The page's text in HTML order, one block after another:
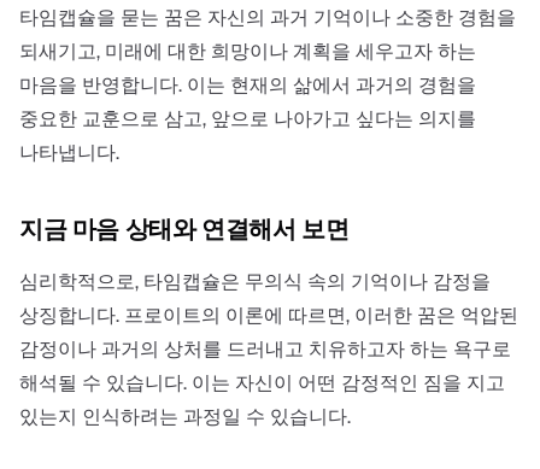
타임캡슐을 묻는 꿈은 자신의 과거 기억이나 소중한 경험을
되새기고, 미래에 대한 희망이나 계획을 세우고자 하는
마음을 반영합니다. 이는 현재의 삶에서 과거의 경험을
중요한 교훈으로 삼고, 앞으로 나아가고 싶다는 의지를
나타냅니다.
지금 마음 상태와 연결해서 보면
심리학적으로, 타임캡슐은 무의식 속의 기억이나 감정을
상징합니다. 프로이트의 이론에 따르면, 이러한 꿈은 억압된
감정이나 과거의 상처를 드러내고 치유하고자 하는 욕구로
해석될 수 있습니다. 이는 자신이 어떤 감정적인 짐을 지고
있는지 인식하려는 과정일 수 있습니다.